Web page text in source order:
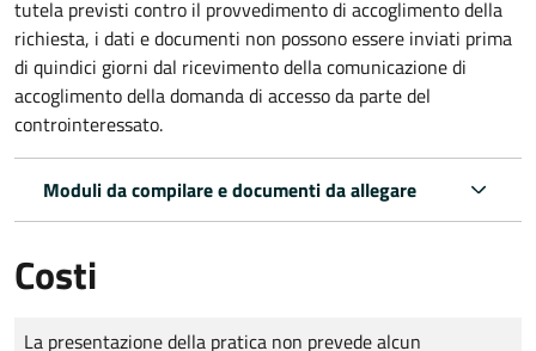
tutela previsti contro il provvedimento di accoglimento della
richiesta, i dati e documenti non possono essere inviati prima
di quindici giorni dal ricevimento della comunicazione di
accoglimento della domanda di accesso da parte del
controinteressato.
Moduli da compilare e documenti da allegare
Costi
Tipo di pagamento
Importo
La presentazione della pratica non prevede alcun